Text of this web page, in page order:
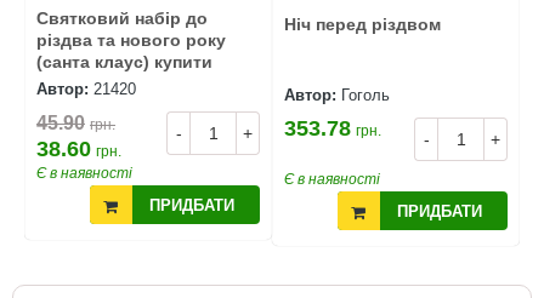
Святковий набір до
різдва та нового року
(санта клаус) купити
Автор: 21420
- +
45.90 грн.
38.60 грн.
Є в наявності
ПРИДБАТИ
Ніч перед різдвом
Автор: Гоголь
- +
353.78 грн.
Є в наявності
ПРИДБАТИ